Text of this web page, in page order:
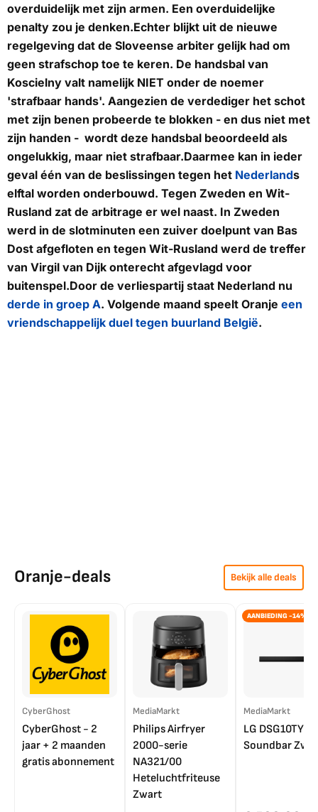
overduidelijk met zijn armen. Een overduidelijke
penalty zou je denken.Echter blijkt uit de nieuwe
regelgeving dat de Sloveense arbiter gelijk had om
geen strafschop toe te keren. De handsbal van
Koscielny valt namelijk NIET onder de noemer
'strafbaar hands'. Aangezien de verdediger het schot
met zijn benen probeerde te blokken - en dus niet met
zijn handen - wordt deze handsbal beoordeeld als
ongelukkig, maar niet strafbaar.Daarmee kan in ieder
geval één van de beslissingen tegen het Nederlands
elftal worden onderbouwd. Tegen Zweden en Wit-
Rusland zat de arbitrage er wel naast. In Zweden
werd in de slotminuten een zuiver doelpunt van Bas
Dost afgefloten en tegen Wit-Rusland werd de treffer
van Virgil van Dijk onterecht afgevlagd voor
buitenspel.Door de verliespartij staat Nederland nu
derde in groep A. Volgende maand speelt Oranje een
vriendschappelijk duel tegen buurland België.
Oranje-deals Bekijk alle deals
CyberGhost
CyberGhost - 2
jaar + 2 maanden
gratis abonnement
MediaMarkt
Philips Airfryer
2000-serie
NA321/00
Heteluchtfriteuse
Zwart
AANBIEDING -14%
MediaMarkt
LG DSG10TY
Soundbar